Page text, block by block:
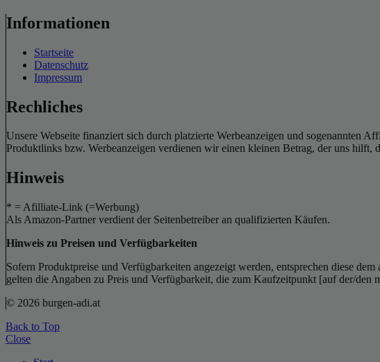
Informationen
Startseite
Datenschutz
Impressum
Rechliches
Unsere Webseite finanziert sich durch platzierte Werbeanzeigen und
Produktlinks bzw. Werbeanzeigen verdienen wir einen kleinen Betrag, der uns hilft,
Hinweis
* = Afilliate-Link (=Werbung)
Als Amazon-Partner verdient der Seitenbetreiber an qualifizierten Käufen.
Hinweis zu Preisen und Verfügbarkeiten
Sofern Produktpreise und Verfügbarkeiten angezeigt werden, entsprechen diese
gelten die Angaben zu Preis und Verfügbarkeit, die zum Kaufzeitpunkt [auf der/den
© 2026 burgen-adi.at
Back to Top
Close